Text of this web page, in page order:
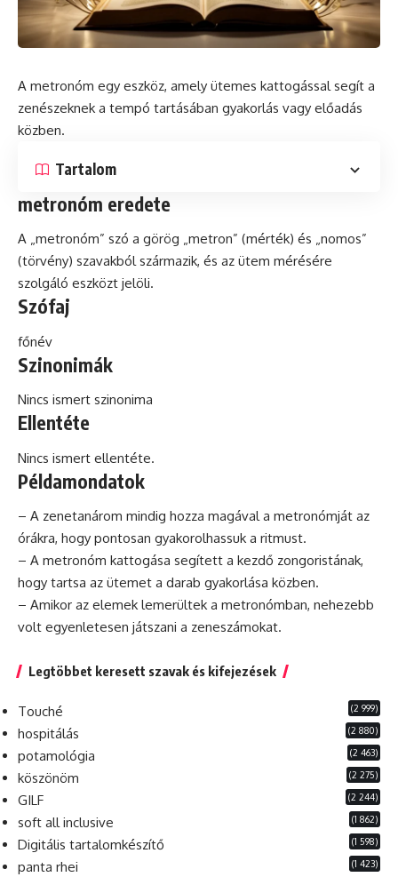
A metronóm egy eszköz, amely ütemes kattogással segít a
zenészeknek a tempó tartásában gyakorlás vagy előadás
közben.
Tartalom
metronóm eredete
A „metronóm” szó a görög „metron” (mérték) és „nomos”
(törvény) szavakból származik, és az ütem mérésére
szolgáló eszközt jelöli.
Szófaj
főnév
Szinonimák
Nincs ismert szinonima
Ellentéte
Nincs ismert ellentéte.
Példamondatok
– A zenetanárom mindig hozza magával a metronómját az
órákra, hogy pontosan gyakorolhassuk a ritmust.
– A metronóm kattogása segített a kezdő zongoristának,
hogy tartsa az ütemet a darab gyakorlása közben.
– Amikor az elemek lemerültek a metronómban, nehezebb
volt egyenletesen játszani a zeneszámokat.
Legtöbbet keresett szavak és kifejezések
Touché (2 999)
hospitálás (2 880)
potamológia (2 463)
köszönöm (2 275)
GILF (2 244)
soft all inclusive (1 862)
Digitális tartalomkészítő (1 598)
panta rhei (1 423)